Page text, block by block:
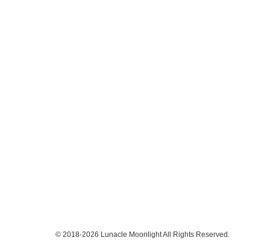
© 2018-2026 Lunacle Moonlight All Rights Reserved.